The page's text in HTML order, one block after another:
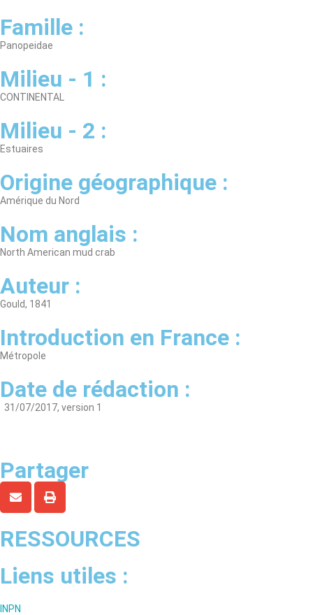
Famille :
Panopeidae
Milieu - 1 :
CONTINENTAL
Milieu - 2 :
Estuaires
Origine géographique :
Amérique du Nord
Nom anglais :
North American mud crab
Auteur :
Gould, 1841
Introduction en France :
Métropole
Date de rédaction :
31/07/2017, version 1
Partager
RESSOURCES
Liens utiles :
INPN